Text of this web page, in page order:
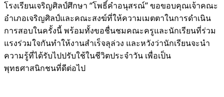
โรงเรียนเจริญศิลป์ศึกษา “โพธิ์คำอนุสรณ์” ขอขอบคุณเจ้าคณะ
อำเภอเจริญศิลป์และคณะสงฆ์ที่ให้ความเมตตาในการดำเนิน
การสอบในครั้งนี้ พร้อมทั้งขอชื่นชมคณะครูและนักเรียนที่ร่วม
แรงร่วมใจกันทำให้งานสำเร็จลุล่วง และหวังว่านักเรียนจะนำ
ความรู้ที่ได้รับไปปรับใช้ในชีวิตประจำวัน เพื่อเป็น
พุทธศาสนิกชนที่ดีต่อไป